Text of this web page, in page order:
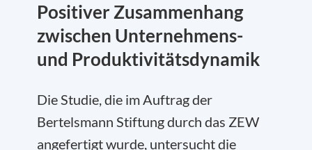
Positiver Zusammenhang
zwischen Unternehmens-
und Produktivitätsdynamik
Die Studie, die im Auftrag der
Bertelsmann Stiftung durch das ZEW
angefertigt wurde, untersucht die